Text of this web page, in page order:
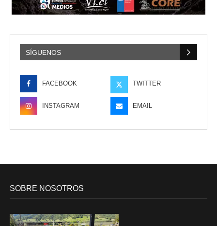
SÍGUENOS
FACEBOOK TWITTER
INSTAGRAM EMAIL
SOBRE NOSOTROS